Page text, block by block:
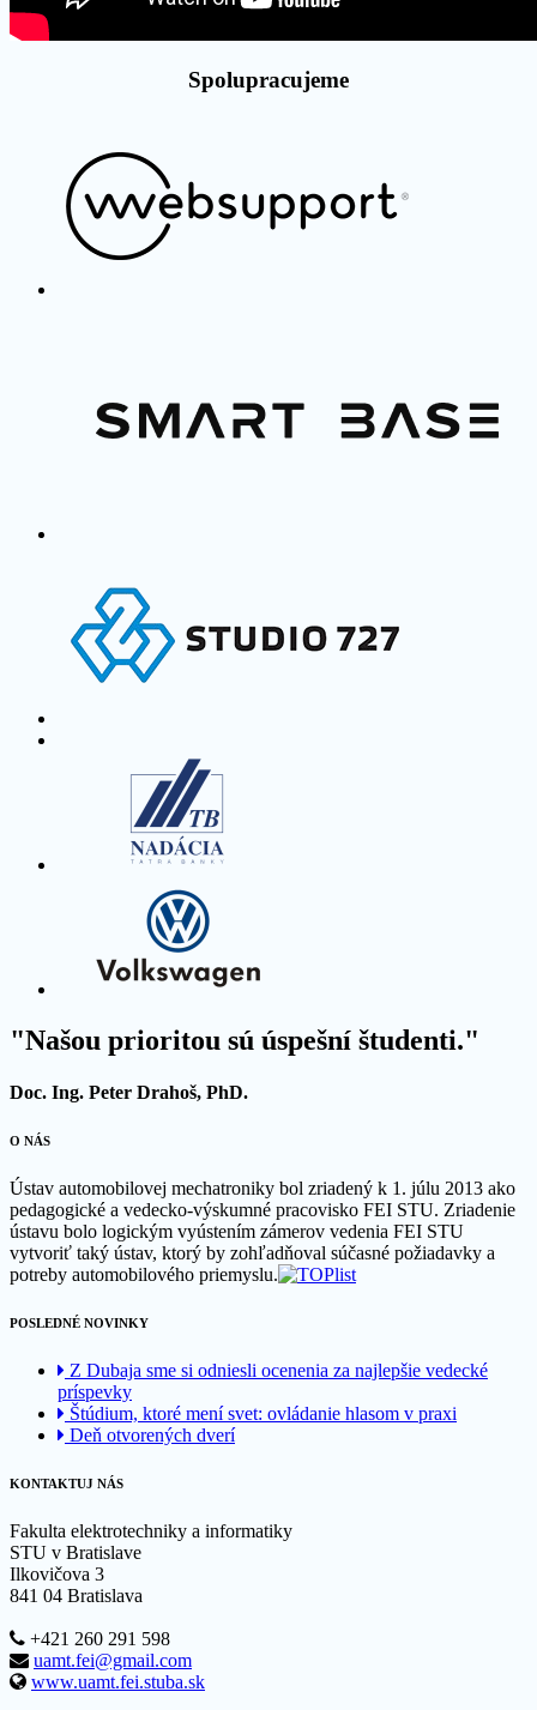
Spolupracujeme
"Našou prioritou sú úspešní študenti."
Doc. Ing. Peter Drahoš, PhD.
O NÁS
Ústav automobilovej mechatroniky bol zriadený k 1. júlu 2013 ako
pedagogické a vedecko-výskumné pracovisko FEI STU. Zriadenie
ústavu bolo logickým vyústením zámerov vedenia FEI STU
vytvoriť taký ústav, ktorý by zohľadňoval súčasné požiadavky a
potreby automobilového priemyslu.
POSLEDNÉ NOVINKY
Z Dubaja sme si odniesli ocenenia za najlepšie vedecké
príspevky
Štúdium, ktoré mení svet: ovládanie hlasom v praxi
Deň otvorených dverí
KONTAKTUJ NÁS
Fakulta elektrotechniky a informatiky
STU v Bratislave
Ilkovičova 3
841 04 Bratislava
+421 260 291 598
uamt.fei@gmail.com
www.uamt.fei.stuba.sk